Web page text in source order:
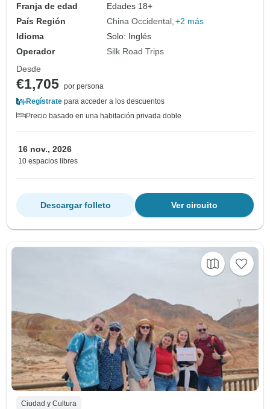
Franja de edad
Edades 18+
País Región
China Occidental +2 más
Idioma
Solo: Inglés
Operador
Silk Road Trips
Desde
€1,705 por persona
Regístrate para acceder a los descuentos
Precio basado en una habitación privada doble
16 nov., 2026
10 espacios libres
Ver circuito
Descargar folleto
Ciudad y Cultura